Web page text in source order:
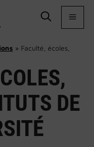
» Faculté, écoles,
DE